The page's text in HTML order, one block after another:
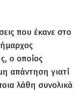
που έκανε στο
ο οποίος
απάντηση γιατί
λάθη συνολικά